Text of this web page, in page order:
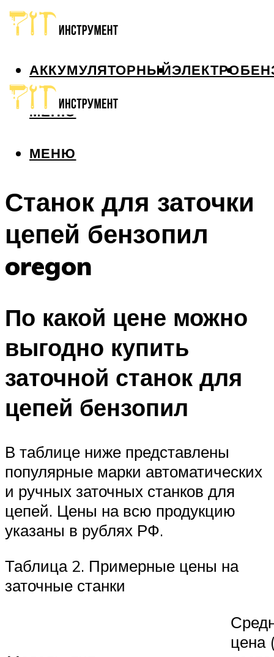
АККУМУЛЯТОРНЫЙЭЛЕКТРО
МЕНЮ
МЕНЮ
Станок для заточки
цепей бензопил
oregon
По какой цене можно
выгодно купить
заточной станок для
цепей бензопил
В таблице ниже представлены
популярные марки автоматических
и ручных заточных станков для
цепей. Цены на всю продукцию
указаны в рублях РФ.
Таблица 2. Примерные цены на
заточные станки
цена